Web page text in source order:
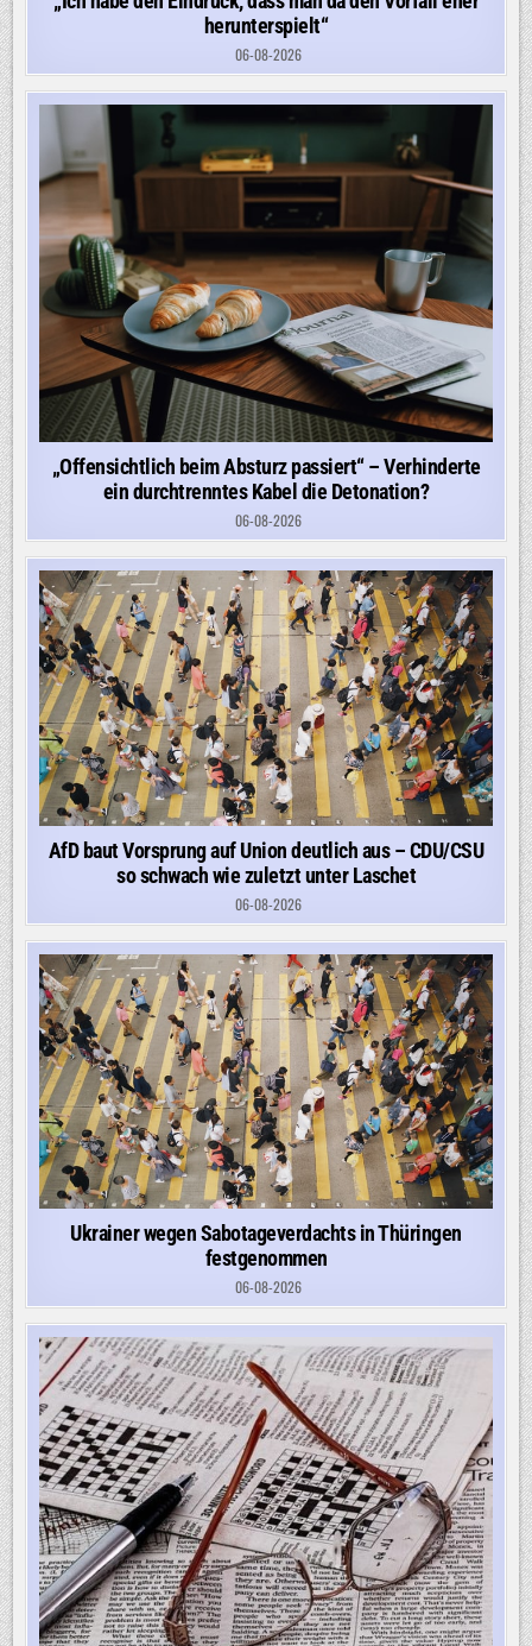
herunterspielt“
06-08-2026
„Offensichtlich beim Absturz passiert“ – Verhinderte
ein durchtrenntes Kabel die Detonation?
06-08-2026
AfD baut Vorsprung auf Union deutlich aus – CDU/CSU
so schwach wie zuletzt unter Laschet
06-08-2026
Ukrainer wegen Sabotageverdachts in Thüringen
festgenommen
06-08-2026